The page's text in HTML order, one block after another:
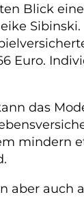
Blick
Euro.
das
mindern
aber auch